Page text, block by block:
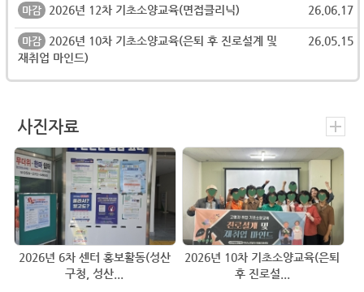
마감 2026년 12차 기초소양교육(면접클리닉) 26.06.17
마감
2026년 10차 기초소양교육(은퇴 후 진로설계 및
재취업 마인드)
26.05.15
사진자료
2026년 6차 센터 홍보활동(성산
구청, 성산...
2026년 10차 기초소양교육(은퇴
후 진로설...